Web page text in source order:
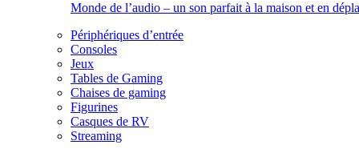
Monde de l’audio – un son parfait à la maison et en
Périphériques d’entrée
Consoles
Jeux
Tables de Gaming
Chaises de gaming
Figurines
Casques de RV
Streaming